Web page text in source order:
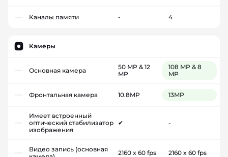
Каналы памяти - 4
Камеры
Основная камера
50 MP & 12
MP
108 MP & 8
MP
Фронтальная камера 10.8MP 13MP
Имеет встроенный
оптический стабилизатор
изображения
✔ -
Видео запись (основная
2160 x 60 fps 2160 x 60 fps